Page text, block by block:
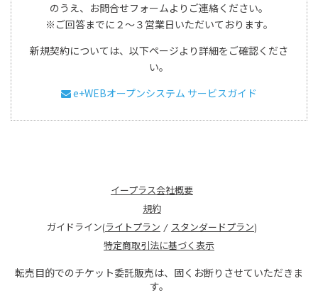
のうえ、お問合せフォームよりご連絡ください。
※ご回答までに２～３営業日いただいております。
新規契約については、以下ページより詳細をご確認くださ
い。
e+WEBオープンシステム サービスガイド
イープラス会社概要
規約
ガイドライン(ライトプラン / スタンダードプラン)
特定商取引法に基づく表示
転売目的でのチケット委託販売は、固くお断りさせていただきま
す。